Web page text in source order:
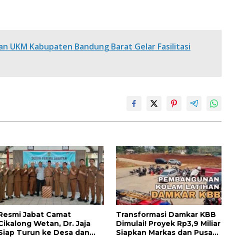
UKM Kabupaten Bandung Barat Gelar Fasilitasi
Jabat Camat
Wetan, Dr. Jaja
Turun ke Desa dan
Transformasi Damkar KBB
Dimulai! Proyek Rp3,9 Miliar
Siapkan Markas dan Pusat